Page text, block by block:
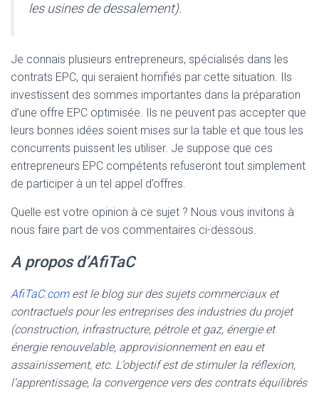
les usines de dessalement).
Je connais plusieurs entrepreneurs, spécialisés dans les
contrats EPC, qui seraient horrifiés par cette situation. Ils
investissent des sommes importantes dans la préparation
d’une offre EPC optimisée. Ils ne peuvent pas accepter que
leurs bonnes idées soient mises sur la table et que tous les
concurrents puissent les utiliser. Je suppose que ces
entrepreneurs EPC compétents refuseront tout simplement
de participer à un tel appel d’offres.
Quelle est votre opinion à ce sujet ? Nous vous invitons à
nous faire part de vos commentaires ci-dessous.
A propos d’AfiTaC
AfiTaC.comest le blog sur des sujets commerciaux et
contractuels pour les entreprises des industries du projet
(construction, infrastructure, pétrole et gaz, énergie et
énergie renouvelable, approvisionnement en eau et
assainissement, etc. L’objectif est de stimuler la réflexion,
l’apprentissage, la convergence vers des contrats équilibrés